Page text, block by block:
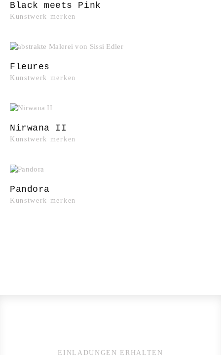
Kunstwerk merken
Black meets Pink
Kunstwerk merken
Fleures
Kunstwerk merken
Nirwana II
Kunstwerk merken
Pandora
EINLADUNGEN ERHALTEN